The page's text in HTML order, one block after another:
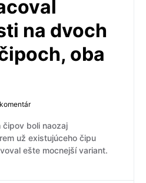
na dvoch
oba
čipov boli naozaj
už existujúceho čipu
ešte mocnejší variant.